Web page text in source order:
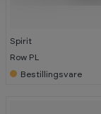
Spirit
Row PL
Bestillingsvare